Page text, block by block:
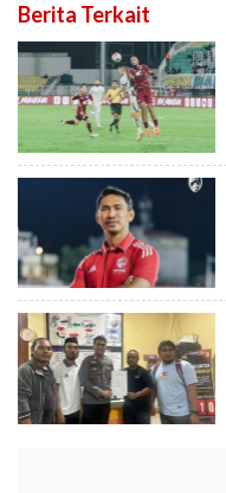
Berita Terkait